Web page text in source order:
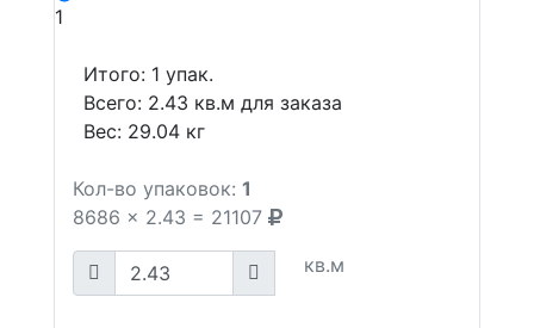
1
Итого: 1 упак.
Всего: 2.43 кв.м для заказа
Вес: 29.04 кг
Кол-во упаковок: 1
8686 x 2.43 = 21107
кв.м